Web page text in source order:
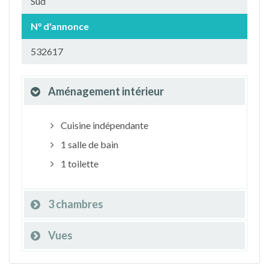
N° d'annonce
532617
Aménagement intérieur
Cuisine indépendante
1 salle de bain
1 toilette
3 chambres
Vues